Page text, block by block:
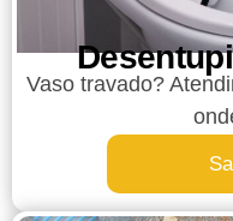
Vaso travado?